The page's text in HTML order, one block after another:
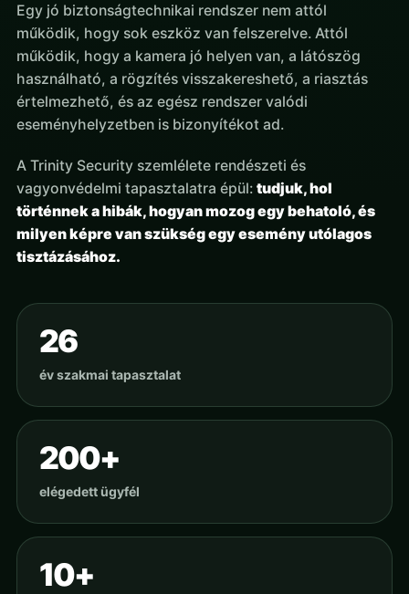
Egy jó biztonságtechnikai rendszer nem attól
működik, hogy sok eszköz van felszerelve. Attól
működik, hogy a kamera jó helyen van, a látószög
használható, a rögzítés visszakereshető, a riasztás
értelmezhető, és az egész rendszer valódi
eseményhelyzetben is bizonyítékot ad.
A Trinity Security szemlélete rendészeti és
vagyonvédelmi tapasztalatra épül: tudjuk, hol
történnek a hibák, hogyan mozog egy behatoló, és
milyen képre van szükség egy esemény utólagos
tisztázásához.
26
év szakmai tapasztalat
200+
elégedett ügyfél
10+